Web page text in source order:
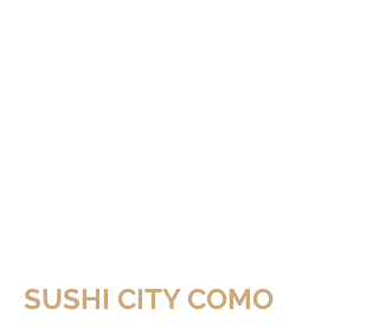
SUSHI CITY COMO